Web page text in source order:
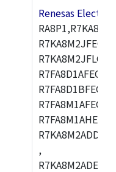
Renesas
,